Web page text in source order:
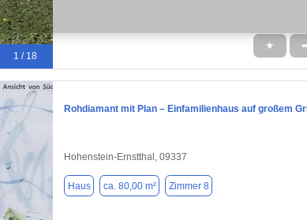
1 / 18
★
Rohdiamant mit Plan – Einfamilienhaus auf großem
Hohenstein-Ernstthal, 09337
Haus ca. 80,00 m² Zimmer 8